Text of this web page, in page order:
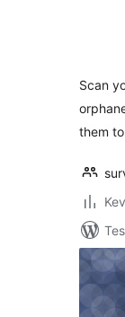
Scan
them